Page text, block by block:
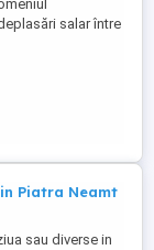
salar între
multe detalii
Piatra Neamt
sau diverse in